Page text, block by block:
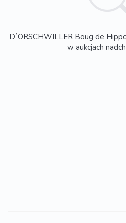
D`ORSCHWILLER Boug de
w aukcjach